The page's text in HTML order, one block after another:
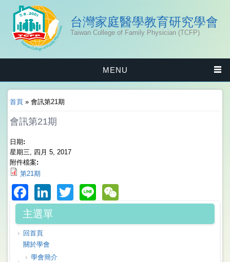
台灣家庭醫學教育研究學會
Taiwan College of Family Physician (TCFP)
MENU
您在這裡
首頁 » 會訊第21期
會訊第21期
日期:
星期三, 四月 5, 2017
附件檔案:
第21期
Facebook
LinkedIn
Twitter
Line
主選單
回首頁
關於學會
學會簡介